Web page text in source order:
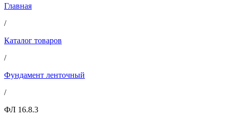
Главная
/
Каталог товаров
/
Фундамент ленточный
/
ФЛ 16.8.3